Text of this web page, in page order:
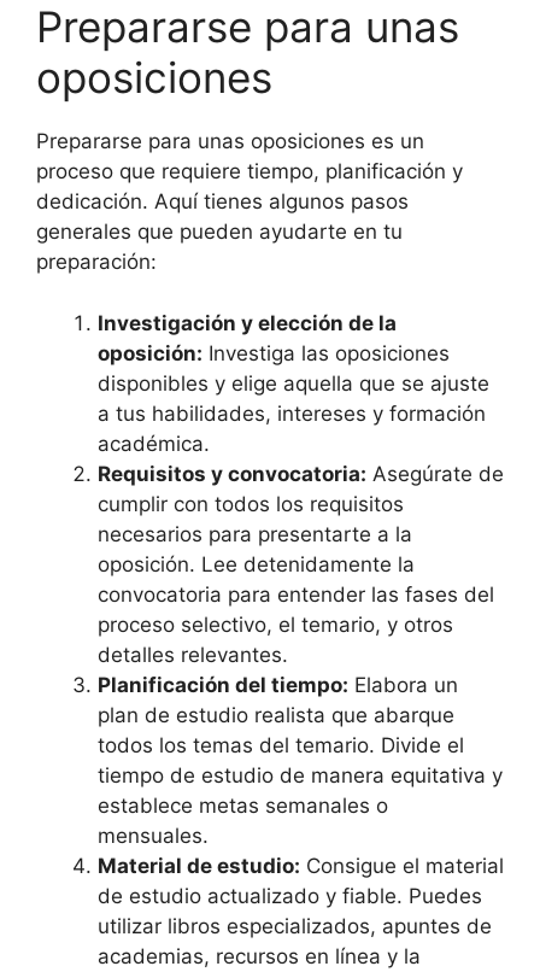
Prepararse para unas
oposiciones
Prepararse para unas oposiciones es un
proceso que requiere tiempo, planificación y
dedicación. Aquí tienes algunos pasos
generales que pueden ayudarte en tu
preparación:
Investigación y elección de la
oposición: Investiga las oposiciones
disponibles y elige aquella que se ajuste
a tus habilidades, intereses y formación
académica.
Requisitos y convocatoria: Asegúrate de
cumplir con todos los requisitos
necesarios para presentarte a la
oposición. Lee detenidamente la
convocatoria para entender las fases del
proceso selectivo, el temario, y otros
detalles relevantes.
Planificación del tiempo: Elabora un
plan de estudio realista que abarque
todos los temas del temario. Divide el
tiempo de estudio de manera equitativa y
establece metas semanales o
mensuales.
Material de estudio: Consigue el material
de estudio actualizado y fiable. Puedes
utilizar libros especializados, apuntes de
academias, recursos en línea y la